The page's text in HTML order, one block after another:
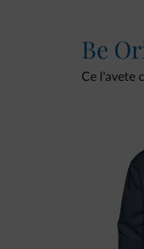
Be
Ce l'avete